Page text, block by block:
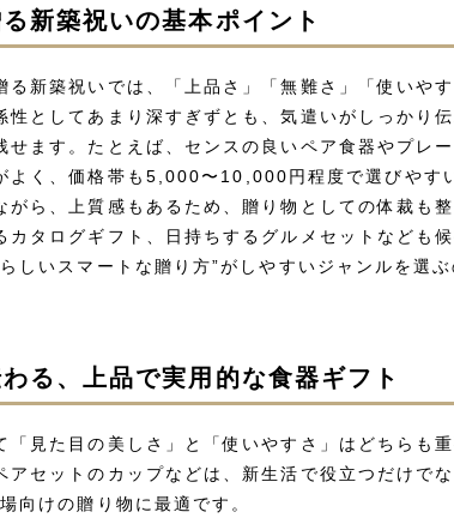
新築祝いの基本ポイント
る新築祝いでは、「上品さ」「無難さ」「使いや
性としてあまり深すぎずとも、気遣いがしっかり
せます。たとえば、センスの良いペア食器やプレ
よく、価格帯も5,000〜10,000円程度で選びやす
がら、上質感もあるため、贈り物としての体裁も
カタログギフト、日持ちするグルメセットなども
しいスマートな贈り方”がしやすいジャンルを選ぶ
る、上品で実用的な食器ギフト
「見た目の美しさ」と「使いやすさ」はどちらも
アセットのカップなどは、新生活で役立つだけで
向けの贈り物に最適です。